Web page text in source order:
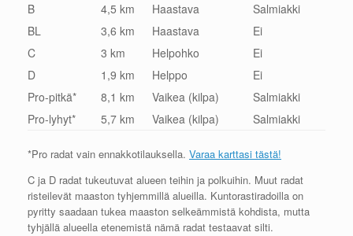
B
4,5 km Haastava
Salmiakki
BL
3,6 km Haastava
Ei
C
3 km Helpohko
Ei
D
1,9 km Helppo
Ei
Pro-pitkä*
8,1 km Vaikea (kilpa)
Salmiakki
Pro-lyhyt*
5,7 km Vaikea (kilpa) Salmiakki
*Pro radat vain ennakkotilauksella. Varaa karttasi tästä!
C ja D radat tukeutuvat alueen teihin ja polkuihin. Muut radat
risteilevät maaston tyhjemmillä alueilla. Kuntorastiradoilla on
pyritty saadaan tukea maaston selkeämmistä kohdista, mutta
tyhjällä alueella etenemistä nämä radat testaavat silti.